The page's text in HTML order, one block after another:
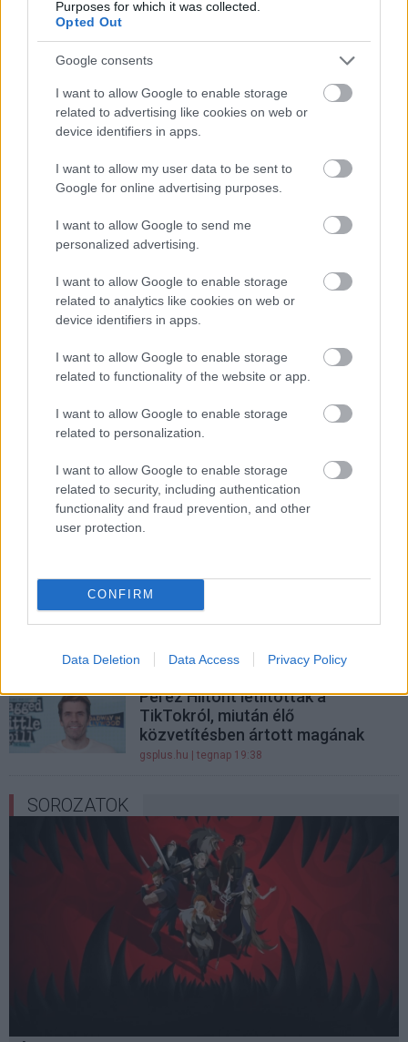
Purposes for which it was collected.
Opted Out
Google consents
I want to allow Google to enable storage
related to advertising like cookies on web or
device identifiers in apps.
I want to allow my user data to be sent to
Google for online advertising purposes.
I want to allow Google to send me
personalized advertising.
I want to allow Google to enable storage
related to analytics like cookies on web or
device identifiers in apps.
I want to allow Google to enable storage
related to functionality of the website or app.
I want to allow Google to enable storage
related to personalization.
I want to allow Google to enable storage
related to security, including authentication
functionality and fraud prevention, and other
user protection.
CONFIRM
Data Deletion Data Access Privacy Policy
Az M1-en is láthatók lesznek a
Sziget magyar koncertjei
Kiderült, ki lehet az MCU új
Küklopsza
Bemutatkozott az HBO legújabb
antológiasorozata, a War
gsplus.hu
Miért Tom Hollandet választotta
Télemakhosz szerepére
Christopher Nolan?
Evakuálni kellett a mozitermet,
miután valaki eleresztett egy
rendkívül büdös galambot a
Pókember: Vadonatúj nap
gsplus.hu| ma 06:01
Hivatalos: Jim Carrey-vel készül
az élőszereplős Jetson család
Robert Pattinson ismét
bebizonyítja, hogy sokkal több,
gsplus.hu| tegnap 20:40
Perez Hiltont letiltották a
TikTokról, miután élő
közvetítésben ártott magának
gsplus.hu | tegnap 19:38
SOROZATOK